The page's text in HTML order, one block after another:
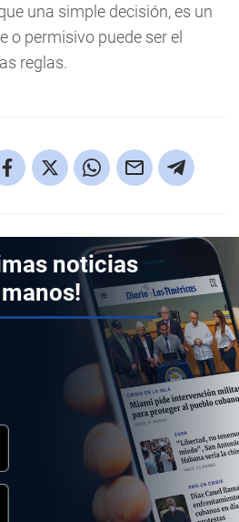
una simple decisión, es un
o permisivo puede ser el
reglas.
noticias